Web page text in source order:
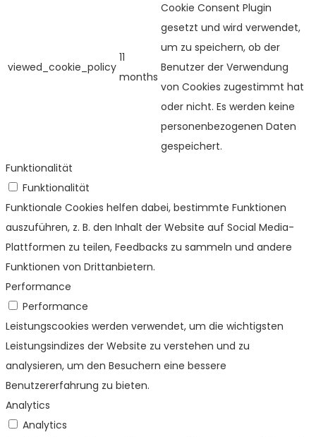
viewed_cookie_policy
11
months
Cookie Consent Plugin
gesetzt und wird verwendet,
um zu speichern, ob der
Benutzer der Verwendung
von Cookies zugestimmt hat
oder nicht. Es werden keine
personenbezogenen Daten
gespeichert.
Funktionalität
Funktionalität
Funktionale Cookies helfen dabei, bestimmte Funktionen
auszuführen, z. B. den Inhalt der Website auf Social Media-
Plattformen zu teilen, Feedbacks zu sammeln und andere
Funktionen von Drittanbietern.
Performance
Performance
Leistungscookies werden verwendet, um die wichtigsten
Leistungsindizes der Website zu verstehen und zu
analysieren, um den Besuchern eine bessere
Benutzererfahrung zu bieten.
Analytics
Analytics